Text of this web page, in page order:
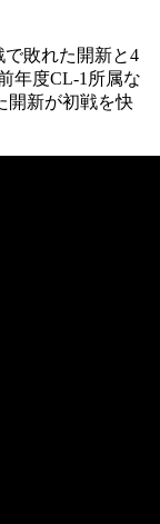
敗れた開新と4
年度CL-1所属な
開新が初戦を快